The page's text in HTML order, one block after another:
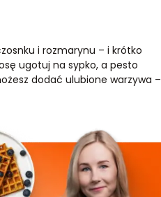
i rozmarynu – i krótko
ugotuj na sypko, a pesto
dodać ulubione warzywa –